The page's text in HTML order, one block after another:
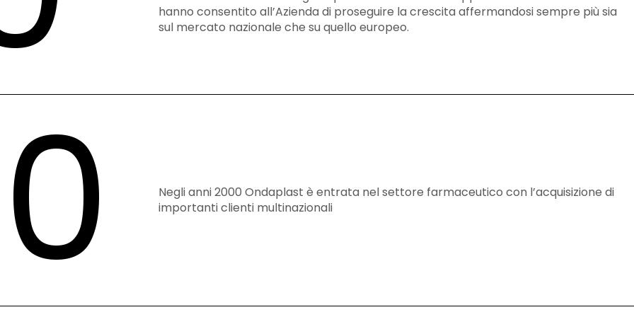
hanno consentito all’Azienda di proseguire la crescita affermandosi sempre più sia
sul mercato nazionale che su quello europeo.
Negli anni 2000 Ondaplast è entrata nel settore farmaceutico con l’acquisizione di
importanti clienti multinazionali